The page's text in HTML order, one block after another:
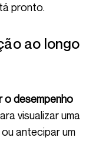
pronto.
o desempenho
visualizar uma
antecipar um